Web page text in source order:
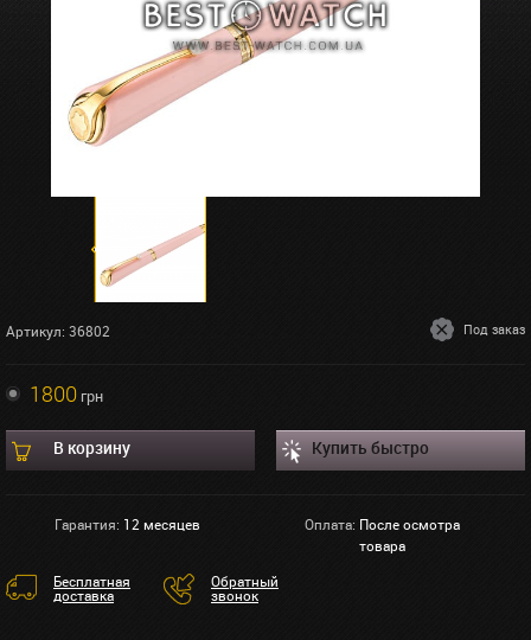
Артикул: 36802 Под заказ
1800грн
В корзину Купить быстро
Гарантия: 12 месяцев Оплата: После осмотра
товара
Бесплатная
доставка
Обратный
звонок